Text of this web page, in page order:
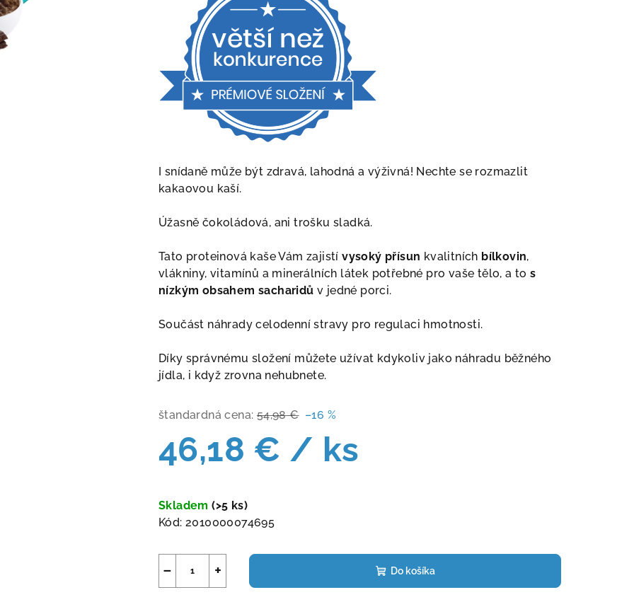
hviezdičiek.
I snídaně může být zdravá, lahodná a výživná! Nechte se rozmazlit
kakaovou kaší.
Úžasně čokoládová, ani trošku sladká.
Tato proteinová kaše Vám zajistívysoký přísun kvalitních bílkovin,
vlákniny, vitamínů a minerálních látek potřebné pro vaše tělo, a tos
nízkým obsahem sacharidů v jedné porci.
Součást náhrady celodenní stravy pro regulaci hmotnosti.
Díky správnému složení můžete užívat kdykoliv jako náhradu běžného
jídla, i když zrovna nehubnete.
štandardná cena: 54,98 € –16 %
46,18 € / ks
cena:
Skladem(>5 ks)
Kód: 2010000074695
+
− Do košíka